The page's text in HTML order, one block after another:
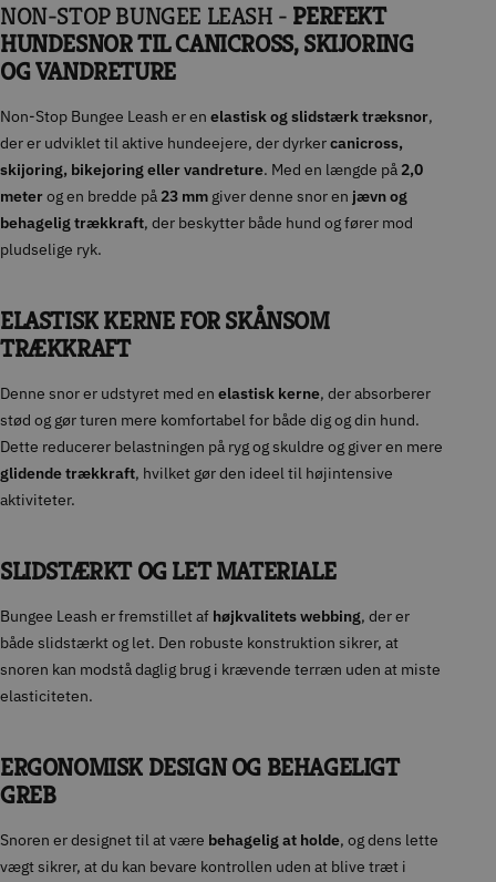
NON-STOP BUNGEE LEASH - PERFEKT
HUNDESNOR TIL CANICROSS, SKIJORING
OG VANDRETURE
Non-Stop Bungee Leash er en elastisk og slidstærk træksnor,
der er udviklet til aktive hundeejere, der dyrkercanicross,
skijoring, bikejoring eller vandreture. Med en længde på 2,0
meterog en bredde på 23 mm giver denne snor en jævn og
behagelig trækkraft, der beskytter både hund og fører mod
pludselige ryk.
ELASTISK KERNE FOR SKÅNSOM
TRÆKKRAFT
Denne snor er udstyret med en elastisk kerne, der absorberer
stød og gør turen mere komfortabel for både dig og din hund.
Dette reducerer belastningen på ryg og skuldre og giver en mere
glidende trækkraft, hvilket gør den ideel til højintensive
aktiviteter.
SLIDSTÆRKT OG LET MATERIALE
Bungee Leash er fremstillet af højkvalitets webbing, der er
både slidstærkt og let. Den robuste konstruktion sikrer, at
snoren kan modstå daglig brug i krævende terræn uden at miste
elasticiteten.
ERGONOMISK DESIGN OG BEHAGELIGT
GREB
Snoren er designet til at være behagelig at holde, og dens lette
vægt sikrer, at du kan bevare kontrollen uden at blive træt i